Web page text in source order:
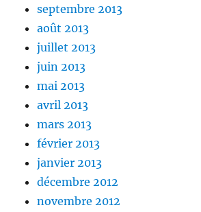
septembre 2013
août 2013
juillet 2013
juin 2013
mai 2013
avril 2013
mars 2013
février 2013
janvier 2013
décembre 2012
novembre 2012